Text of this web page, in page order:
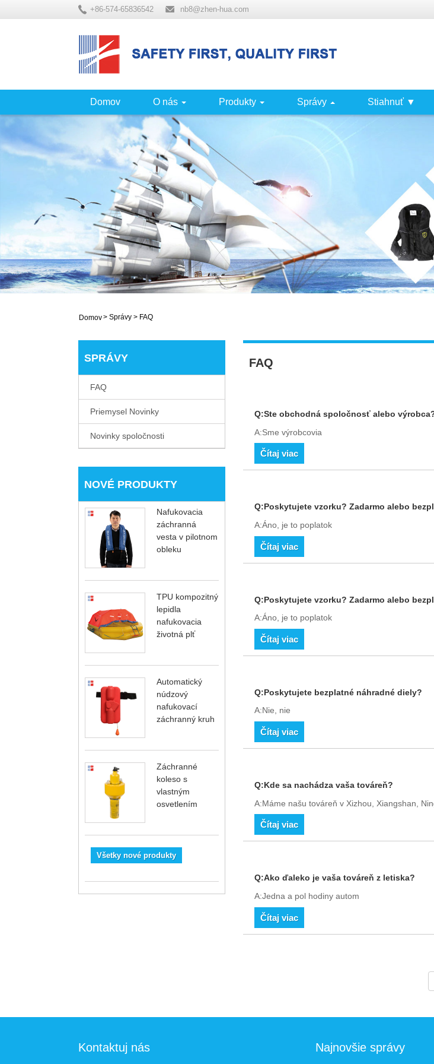
+86-574-65836542 nb8@zhen-hua.com
Domov O nás Produkty Správy Stiahnuť ▼
Domov> Správy > FAQ
SPRÁVY
FAQ
Priemysel Novinky
Novinky spoločnosti
NOVÉ PRODUKTY
Nafukovacia
záchranná
vesta v pilotnom
obleku
TPU kompozitný
lepidla
nafukovacia
životná plť
Automatický
núdzový
nafukovací
záchranný kruh
Záchranné
koleso s
vlastným
osvetlením
Všetky nové produkty
FAQ
Q:Ste obchodná spoločnosť alebo
A:Sme výrobcovia
Čítaj viac
Q:Poskytujete vzorku? Zadarmo alebo
A:Áno, je to poplatok
Čítaj viac
Q:Poskytujete vzorku? Zadarmo alebo
A:Áno, je to poplatok
Čítaj viac
Q:Poskytujete bezplatné náhradné diely?
A:Nie, nie
Čítaj viac
Q:Kde sa nachádza vaša továreň?
A:Máme našu továreň v Xizhou, Xiangshan,
Čítaj viac
Q:Ako ďaleko je vaša továreň z letiska?
A:Jedna a pol hodiny autom
Čítaj viac
Kontaktuj nás Najnovšie správy